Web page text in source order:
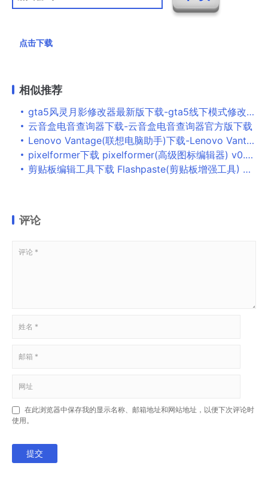
点击下载
相似推荐
gta5风灵月影修改器最新版下载-gta5线下模式修改器风灵月影下载
云音盒电音查询器下载-云音盒电音查询器官方版下载
Lenovo Vantage(联想电脑助手)下载-Lenovo Vantage最新版下载
pixelformer下载 pixelformer(高级图标编辑器) v0.9 免费安装版
剪贴板编辑工具下载 Flashpaste(剪贴板增强工具) V6.2 多语免费安装版
评论
在此浏览器中保存我的显示名称、邮箱地址和网站地址，以便下次评论时
使用。
提交